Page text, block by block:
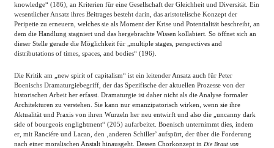
knowledge“ (186), an Kriterien für eine Gesellschaft der Gleichheit und Diversität. Ein
wesentlicher Ansatz ihres Beitrages besteht darin, das aristotelische Konzept der
Peripetie zu erneuern, welches sie als Moment der Krise und Potentialität beschreibt, an
dem die Handlung stagniert und das hergebrachte Wissen kollabiert. So öffnet sich an
dieser Stelle gerade die Möglichkeit für „multiple stages, perspectives and
distributations of times, spaces, and bodies“ (196).
Die Kritik am „new spirit of capitalism“ ist ein leitender Ansatz auch für Peter
Boenischs Dramaturgiebegriff, der das Spezifische der aktuellen Prozesse von der
historischen Arbeit her erfasst. Dramaturgie ist daher nicht als die Analyse formaler
Architekturen zu verstehen. Sie kann nur emanzipatorisch wirken, wenn sie ihre
Aktualität und Praxis von ihren Wurzeln her neu entwirft und also die „uncanny dark
side of bourgeois englightment“ (205) aufarbeitet. Boenisch unternimmt dies, indem
er, mit Ranciére und Lacan, den ‚anderen Schiller’ aufspürt, der über die Forderung
nach einer moralischen Anstalt hinausgeht. Dessen Chorkonzept in Die Braut von